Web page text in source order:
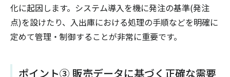
化に起因します。システム導入を機に発注の基準(発注
点)を設けたり、入出庫における処理の手順などを明確に
定めて管理・制御することが非常に重要です。
ポイント③ 販売データに基づく正確な需要